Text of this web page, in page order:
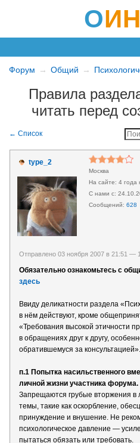
О
Форум Общий
Правила
читать перед
type_2
Москва
4 года
628
Отправлено 03 ноября 2007 в 21:51 —
Обязательно ознакомьтесь с
здесь
Ввиду деликатности раздела
в нём действуют, кроме
«Требования высокой этичности
в обращениях друг к другу,
обратившемуся за консультацией».
п.1 Попытка насильственного
личной жизни участника форума.
Запрещаются грубые вторжения в
темы, такие как оскорбление,
принуждение и внушение. Не
психологическое давление —
пытаться обязать или требовать.